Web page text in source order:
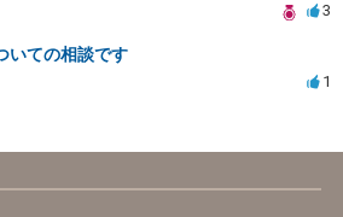
3
いての相談です
1